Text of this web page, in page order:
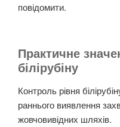
повідомити.
Практичне
білірубіну
Контроль рівня
раннього виявлення
жовчовивідних шляхів.